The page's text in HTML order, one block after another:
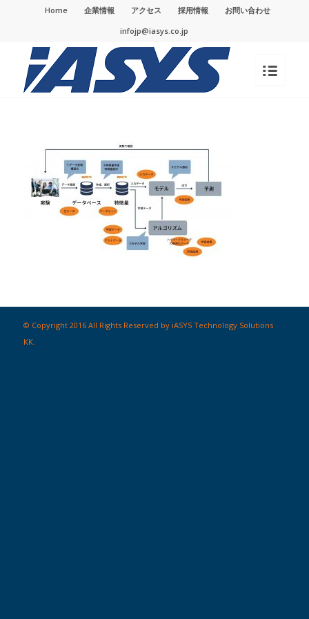
Home 企業情報 アクセス 採用情報
お問い合わせ
infojp@iasys.co.jp
© Copyright 2016 All Rights Reserved by iASYS Technology Solutions
KK.